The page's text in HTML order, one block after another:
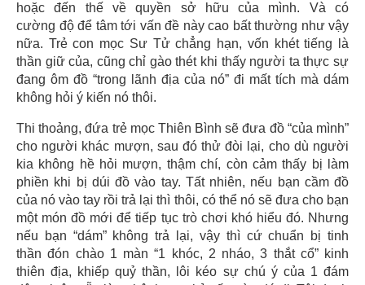
hoặc đến thế về quyền sở hữu của mình. Và có
cường độ để tâm tới vấn đề này cao bất thường như vậy
nữa. Trẻ con mọc Sư Tử chẳng hạn, vốn khét tiếng là
thần giữ của, cũng chỉ gào thét khi thấy người ta thực sự
đang ôm đồ “trong lãnh địa của nó” đi mất tích mà dám
không hỏi ý kiến nó thôi.
Thi thoảng, đứa trẻ mọc Thiên Bình sẽ đưa đồ “của mình”
cho người khác mượn, sau đó thử đòi lại, cho dù người
kia không hề hỏi mượn, thậm chí, còn cảm thấy bị làm
phiền khi bị dúi đồ vào tay. Tất nhiên, nếu bạn cầm đồ
của nó vào tay rồi trả lại thì thôi, có thể nó sẽ đưa cho bạn
một món đồ mới để tiếp tục trò chơi khó hiểu đó. Nhưng
nếu bạn “dám” không trả lại, vậy thì cứ chuẩn bị tinh
thần đón chào 1 màn “1 khóc, 2 nháo, 3 thắt cổ” kinh
thiên địa, khiếp quỷ thần, lôi kéo sự chú ý của 1 đám